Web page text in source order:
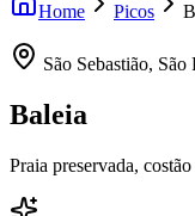
Home Picos
São Sebastião, São
Baleia
Praia preservada,